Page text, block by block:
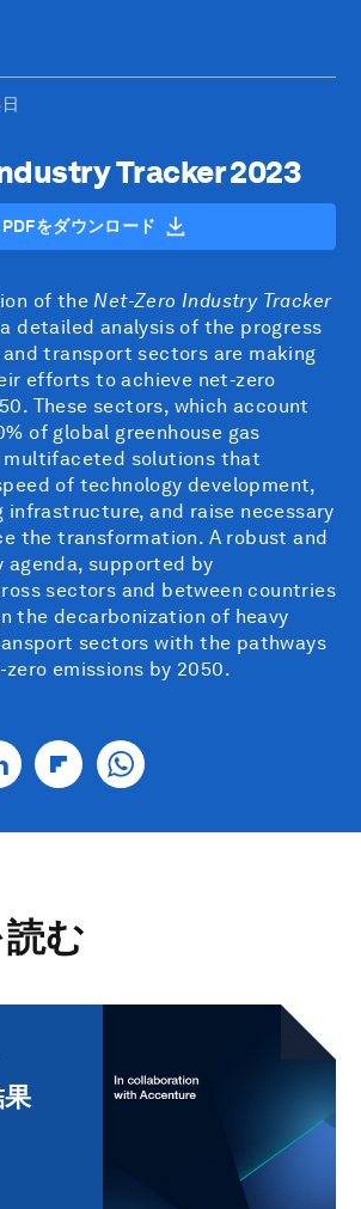
Tracker 2023
PDFをダウンロード
of the Net-Zero Industry Tracker
detailed analysis of the progress
transport sectors are making
efforts to achieve net-zero
These sectors, which account
of global greenhouse gas
multifaceted solutions that
of technology development,
infrastructure, and raise necessary
the transformation. A robust and
agenda, supported by
sectors and between countries
the decarbonization of heavy
sectors with the pathways
emissions by 2050.
む